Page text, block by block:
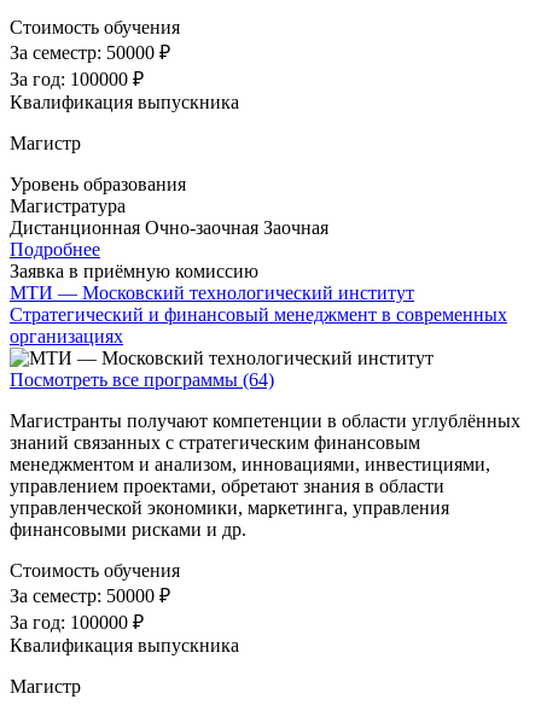
Стоимость обучения
За семестр: 50000 ₽
За год: 100000 ₽
Квалификация выпускника
Магистр
Уровень образования
Магистратура
Дистанционная Очно-заочная Заочная
Подробнее
Заявка в приёмную комиссию
МТИ — Московский технологический институт
Стратегический и финансовый менеджмент в современных
организациях
Посмотреть все программы (64)
Магистранты получают компетенции в области углублённых
знаний связанных с стратегическим финансовым
менеджментом и анализом, инновациями, инвестициями,
управлением проектами, обретают знания в области
управленческой экономики, маркетинга, управления
финансовыми рисками и др.
Стоимость обучения
За семестр: 50000 ₽
За год: 100000 ₽
Квалификация выпускника
Магистр